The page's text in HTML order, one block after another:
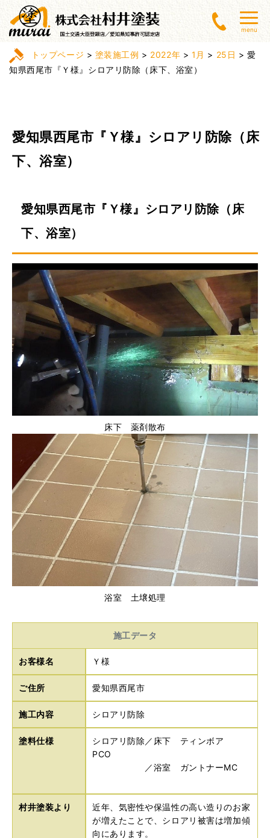
menu
トップページ > 塗装施工例 > 2022年 > 1月 > 25日 > 愛
知県西尾市『Ｙ様』シロアリ防除（床下、浴室）
愛知県西尾市『Ｙ様』シロアリ防除（床
下、浴室）
愛知県西尾市『Ｙ様』シロアリ防除（床
下、浴室）
床下 薬剤散布
浴室 土壌処理
施工データ
お客様名 Ｙ様
ご住所 愛知県西尾市
施工内容 シロアリ防除
塗料仕様
シロアリ防除／床下 ティンボア
PCO
／浴室 ガントナーMC
村井塗装より
近年、気密性や保温性の高い造りのお家
が増えたことで、シロアリ被害は増加傾
向にあります。